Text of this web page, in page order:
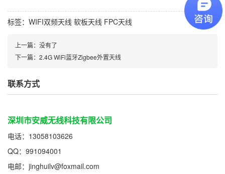
标签： WIFI双频天线 软板天线 FPC天线
上一篇： 没有了
下一篇： 2.4G WiFi蓝牙Zigbee外置天线
联系方式
深圳市安威无线科技有限公司
电话：13058103626
QQ：991094001
电邮：jinghuilv@foxmail.com